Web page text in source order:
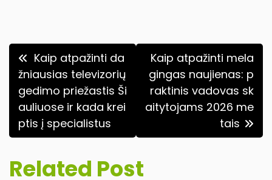
Navigacija
tarp
įrašų
Kaip atpažinti da
žniausias televizorių
gedimo priežastis Ši
auliuose ir kada krei
ptis į specialistus
Kaip atpažinti mela
gingas naujienas: p
raktinis vadovas sk
aitytojams 2026 me
tais
Related Post